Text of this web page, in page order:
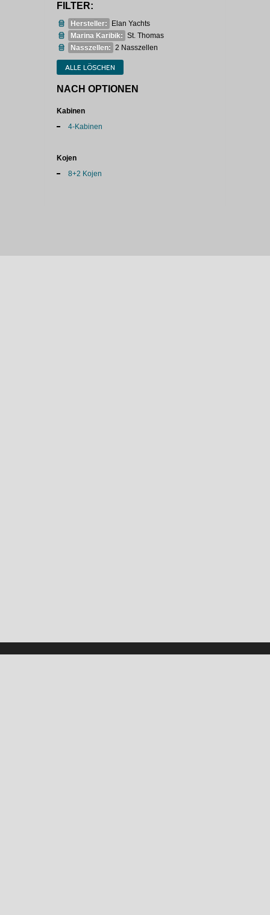
FILTER:
Hersteller:
Elan Yachts
Marina Karibik: St. Thomas
Nasszellen: 2 Nasszellen
ALLE LÖSCHEN
NACH OPTIONEN
Kabinen
4-Kabinen
Kojen
8+2 Kojen